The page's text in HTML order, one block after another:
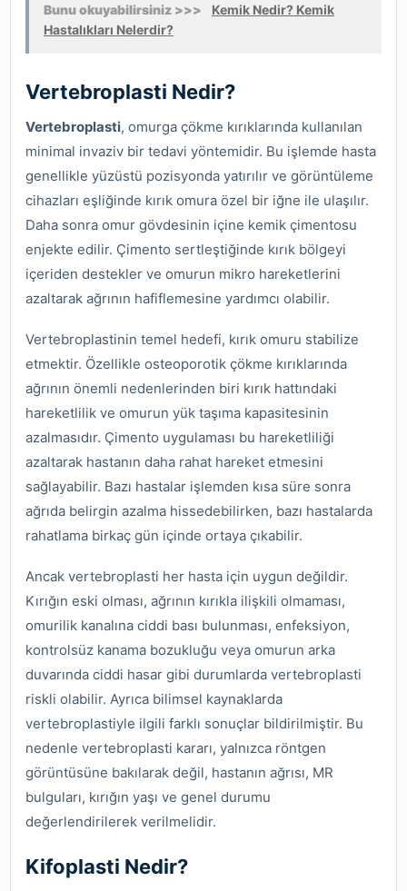
Bunu okuyabilirsiniz >>>
Kemik Nedir? Kemik
Hastalıkları Nelerdir?
Vertebroplasti Nedir?
Vertebroplasti, omurga çökme kırıklarında kullanılan
minimal invaziv bir tedavi yöntemidir. Bu işlemde hasta
genellikle yüzüstü pozisyonda yatırılır ve görüntüleme
cihazları eşliğinde kırık omura özel bir iğne ile ulaşılır.
Daha sonra omur gövdesinin içine kemik çimentosu
enjekte edilir. Çimento sertleştiğinde kırık bölgeyi
içeriden destekler ve omurun mikro hareketlerini
azaltarak ağrının hafiflemesine yardımcı olabilir.
Vertebroplastinin temel hedefi, kırık omuru stabilize
etmektir. Özellikle osteoporotik çökme kırıklarında
ağrının önemli nedenlerinden biri kırık hattındaki
hareketlilik ve omurun yük taşıma kapasitesinin
azalmasıdır. Çimento uygulaması bu hareketliliği
azaltarak hastanın daha rahat hareket etmesini
sağlayabilir. Bazı hastalar işlemden kısa süre sonra
ağrıda belirgin azalma hissedebilirken, bazı hastalarda
rahatlama birkaç gün içinde ortaya çıkabilir.
Ancak vertebroplasti her hasta için uygun değildir.
Kırığın eski olması, ağrının kırıkla ilişkili olmaması,
omurilik kanalına ciddi bası bulunması, enfeksiyon,
kontrolsüz kanama bozukluğu veya omurun arka
duvarında ciddi hasar gibi durumlarda vertebroplasti
riskli olabilir. Ayrıca bilimsel kaynaklarda
vertebroplastiyle ilgili farklı sonuçlar bildirilmiştir. Bu
nedenle vertebroplasti kararı, yalnızca röntgen
görüntüsüne bakılarak değil, hastanın ağrısı, MR
bulguları, kırığın yaşı ve genel durumu
değerlendirilerek verilmelidir.
Kifoplasti Nedir?